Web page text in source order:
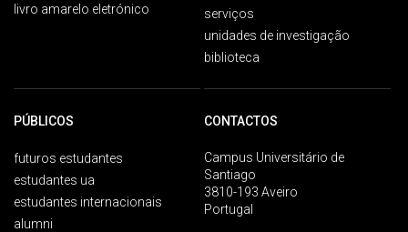
livro amarelo eletrónico
serviços
unidades de investigação
biblioteca
PÚBLICOS
futuros estudantes
estudantes ua
estudantes internacionais
alumni
CONTACTOS
Campus Universitário de
Santiago
3810-193 Aveiro
Portugal